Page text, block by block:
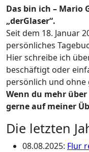
Das bin ich – Mario
„derGlaser“.
Seit dem 18. Januar
persönliches
Hier schreibe ich
beschäftigt oder
persönlich und
Wenn du mehr
gerne auf meiner
Die letzten
08.08.2025: Flur